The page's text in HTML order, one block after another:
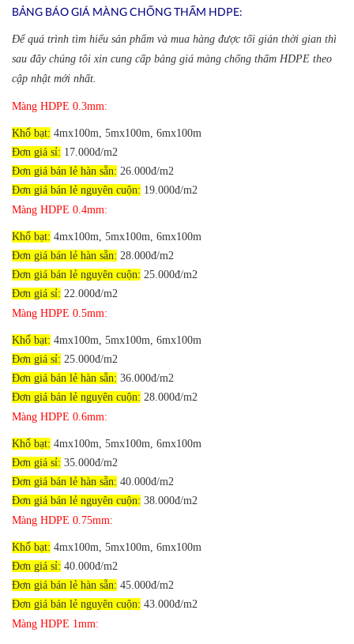
BẢNG BÁO GIÁ MÀNG CHỐNG THẤM HDPE:
Để quá trình tìm hiểu sản phẩm và mua hàng được tối giản thời gian thì
sau đây chúng tôi xin cung cấp bảng giá màng chống thấm HDPE theo
cập nhật mới nhất.
Màng HDPE 0.3mm:
Khổ bạt: 4mx100m, 5mx100m, 6mx100m
Đơn giá sỉ: 17.000đ/m2
Đơn giá bán lẻ hàn sẵn: 26.000đ/m2
Đơn giá bán lẻ nguyên cuộn: 19.000đ/m2
Màng HDPE 0.4mm:
Khổ bạt: 4mx100m, 5mx100m, 6mx100m
Đơn giá bán lẻ hàn sẵn: 28.000đ/m2
Đơn giá bán lẻ nguyên cuộn: 25.000đ/m2
Đơn giá sỉ: 22.000đ/m2
Màng HDPE 0.5mm:
Khổ bạt: 4mx100m, 5mx100m, 6mx100m
Đơn giá sỉ: 25.000đ/m2
Đơn giá bán lẻ hàn sẵn: 36.000đ/m2
Đơn giá bán lẻ nguyên cuộn: 28.000đ/m2
Màng HDPE 0.6mm:
Khổ bạt: 4mx100m, 5mx100m, 6mx100m
Đơn giá sỉ: 35.000đ/m2
Đơn giá bán lẻ hàn sẵn: 40.000đ/m2
Đơn giá bán lẻ nguyên cuộn: 38.000đ/m2
Màng HDPE 0.75mm:
Khổ bạt: 4mx100m, 5mx100m, 6mx100m
Đơn giá sỉ: 40.000đ/m2
Đơn giá bán lẻ hàn sẵn: 45.000đ/m2
Đơn giá bán lẻ nguyên cuộn: 43.000đ/m2
Màng HDPE 1mm: